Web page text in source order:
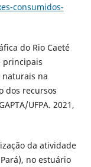
consumidos-
do Rio Caeté
principais
naturais na
dos recursos
UFPA. 2021,
da atividade
no estuário